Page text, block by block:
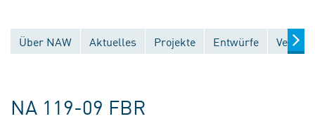
Über NAW Aktuelles Projekte Entwürfe
NA 119-09 FBR